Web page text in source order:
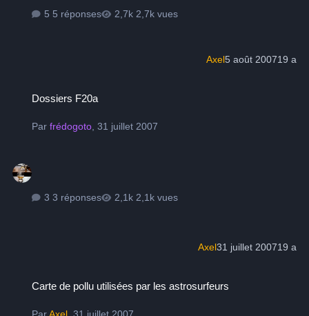
5 réponses 2,7k vues
Axel5 août 200719 a
Dossiers F20a
Parfrédogoto ,31 juillet 2007
3 réponses 2,1k vues
Axel31 juillet 200719 a
Carte de pollu utilisées par les astrosurfeurs